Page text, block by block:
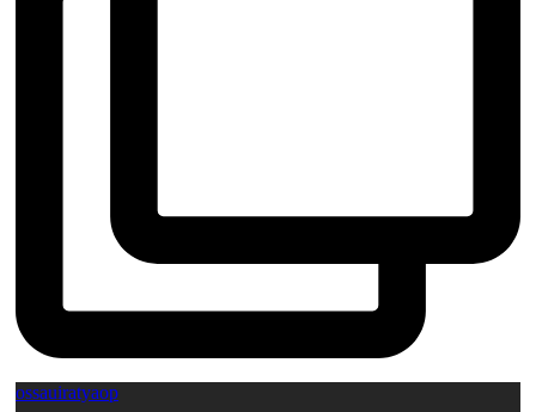
ossauiratyaop